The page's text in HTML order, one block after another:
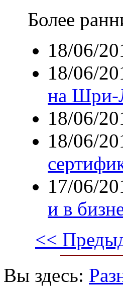
Более
18/06/
18/06/
на Шри-
18/06/
18/06/
17/06/
и в
<<
Вы здесь: